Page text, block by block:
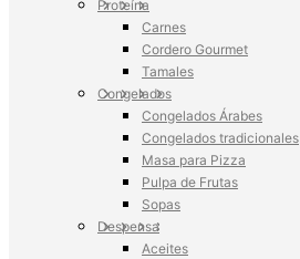
Proteína
Carnes
Cordero Gourmet
Tamales
Congelados
Congelados Árabes
Congelados tradicionales
Masa para Pizza
Pulpa de Frutas
Sopas
Despensa
Aceites